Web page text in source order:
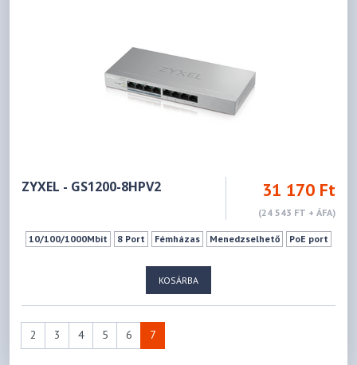
ZYXEL - GS1200-8HPV2 31 170 Ft
(24 543 FT + ÁFA)
10/100/1000Mbit 8 Port Fémházas Menedzselhető PoE port
KOSÁRBA
2 3 4 5 6 7